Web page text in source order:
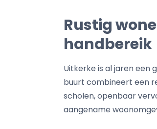
Rustig
handbereik
Uitkerke is al jaren een
buurt combineert een
scholen, openbaar
aangename